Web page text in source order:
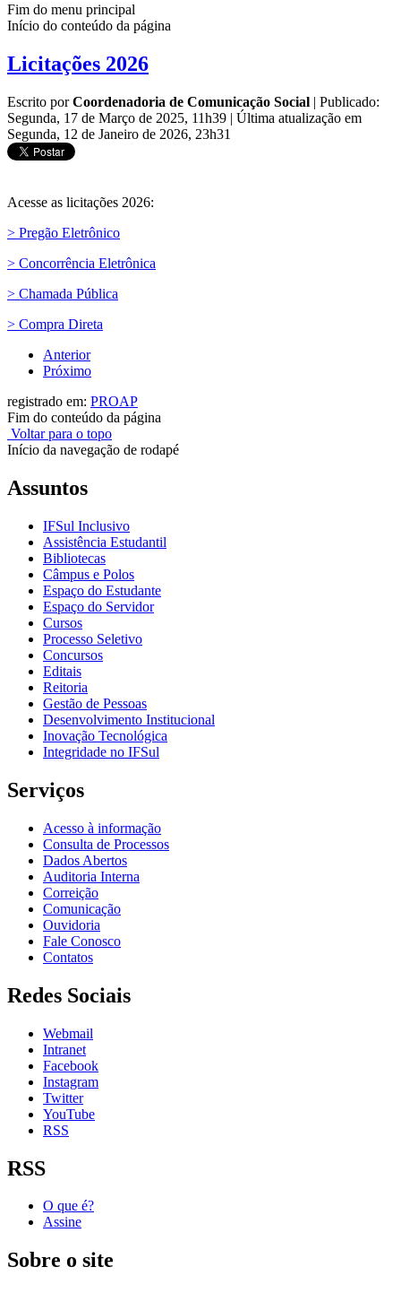
Fim do menu principal
Início do conteúdo da página
Licitações 2026
Escrito porCoordenadoria de Comunicação Social | Publicado:
Segunda, 17 de Março de 2025, 11h39 | Última atualização em
Segunda, 12 de Janeiro de 2026, 23h31
Acesse as licitações 2026:
> Pregão Eletrônico
> Concorrência Eletrônica
> Chamada Pública
> Compra Direta
Anterior
Próximo
registrado em: PROAP
Fim do conteúdo da página
Voltar para o topo
Início da navegação de rodapé
Assuntos
IFSul Inclusivo
Assistência Estudantil
Bibliotecas
Câmpus e Polos
Espaço do Estudante
Espaço do Servidor
Cursos
Processo Seletivo
Concursos
Editais
Reitoria
Gestão de Pessoas
Desenvolvimento Institucional
Inovação Tecnológica
Integridade no IFSul
Serviços
Acesso à informação
Consulta de Processos
Dados Abertos
Auditoria Interna
Correição
Comunicação
Ouvidoria
Fale Conosco
Contatos
Redes Sociais
Webmail
Intranet
Facebook
Instagram
Twitter
YouTube
RSS
RSS
O que é?
Assine
Sobre o site